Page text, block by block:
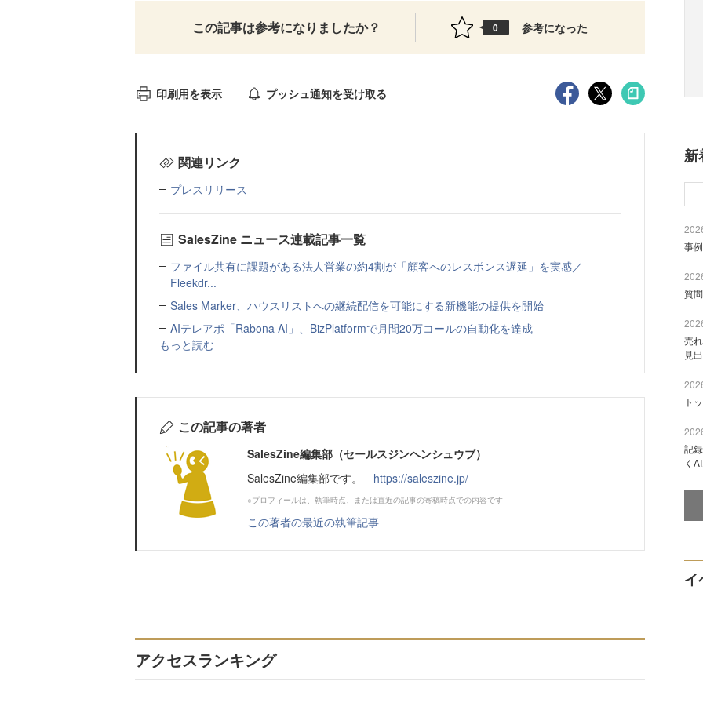
この記事は参考になりましたか？ 0 参考になった
印刷用を表示 プッシュ通知を受け取る
関連リンク
プレスリリース
SalesZine ニュース連載記事一覧
ファイル共有に課題がある法人営業の約4割が「顧客へのレスポンス遅延」を実感／
Fleekdr...
Sales Marker、ハウスリストへの継続配信を可能にする新機能の提供を開始
AIテレアポ「Rabona AI」、BizPlatformで月間20万コールの自動化を達成
もっと読む
この記事の著者
SalesZine編集部（セールスジンヘンシュウブ）
SalesZine編集部です。 https://saleszine.jp/
※プロフィールは、執筆時点、または直近の記事の寄稿時点での内容です
この著者の最近の執筆記事
アクセスランキング
新
事
質
売
見
ト
記
く
イ